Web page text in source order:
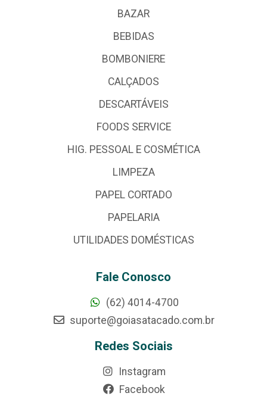
BAZAR
BEBIDAS
BOMBONIERE
CALÇADOS
DESCARTÁVEIS
FOODS SERVICE
HIG. PESSOAL E COSMÉTICA
LIMPEZA
PAPEL CORTADO
PAPELARIA
UTILIDADES DOMÉSTICAS
Fale Conosco
(62) 4014-4700
suporte@goiasatacado.com.br
Redes Sociais
Instagram
Facebook